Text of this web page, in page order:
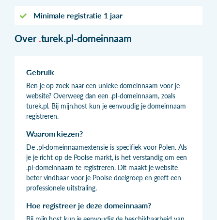
Minimale registratie 1 jaar
Over .turek.pl-domeinnaam
Gebruik
Ben je op zoek naar een unieke domeinnaam voor je
website? Overweeg dan een .pl-domeinnaam, zoals
turek.pl. Bij mijn.host kun je eenvoudig je domeinnaam
registreren.
Waarom kiezen?
De .pl-domeinnaamextensie is specifiek voor Polen. Als
je je richt op de Poolse markt, is het verstandig om een
.pl-domeinnaam te registreren. Dit maakt je website
beter vindbaar voor je Poolse doelgroep en geeft een
professionele uitstraling.
Hoe registreer je deze domeinnaam?